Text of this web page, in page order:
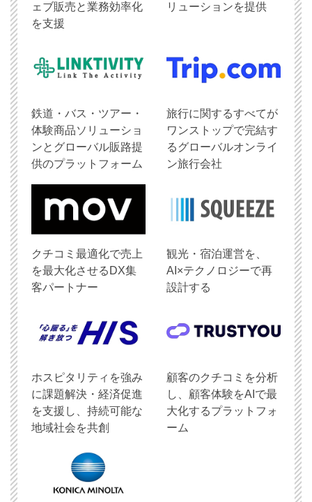
ェブ販売と業務効率化
を支援
リューションを提供
鉄道・バス・ツアー・
体験商品ソリューショ
ンとグローバル販路提
供のプラットフォーム
旅行に関するすべてが
ワンストップで完結す
るグローバルオンライ
ン旅行会社
クチコミ最適化で売上
を最大化させるDX集
客パートナー
観光・宿泊運営を、
AI×テクノロジーで再
設計する
ホスピタリティを強み
に課題解決・経済促進
を支援し、持続可能な
地域社会を共創
顧客のクチコミを分析
し、顧客体験をAIで最
大化するプラットフォ
ーム